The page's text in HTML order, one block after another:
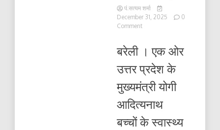
पं.सत्यम शर्मा
December 31, 2025
0
Commenton
आदेशों
खुलेआम
,
की
ठंड
में
बरेली । एक ओर
उत्तर प्रदेश के
मुख्यमंत्री योगी
आदित्यनाथ
बच्चों के स्वास्थ्य